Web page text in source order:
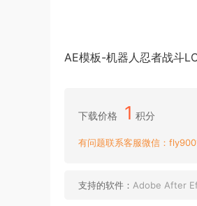
AE模板-机器人忍者战斗
下载价格 1 积分
有问题联系客服微信：
支持的软件： Adobe After